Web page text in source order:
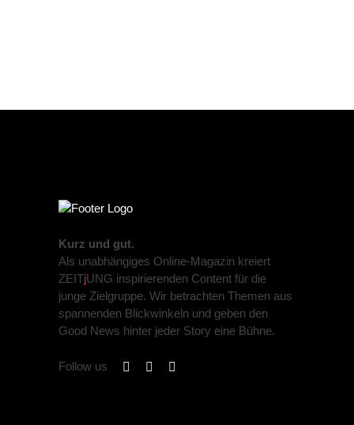
Kurz und gut.
Als unabhängiges Online-Magazin kreiert
ZEITjUNG inspirierenden Content für die
junge Zielgruppe. Wir betrachten Themen aus
spannenden Blickwinkeln und geben den
Good News hinter jeder Story eine Bühne.
Follow us